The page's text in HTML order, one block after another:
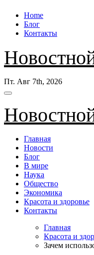
Перейти
содержанию
Home
Блог
Контакты
Пт. Авг 7th, 2026
Главная
Новости
Блог
В мире
Наука
Общество
Экономика
Красота и здоровье
Контакты
Главная
Красота и
Зачем